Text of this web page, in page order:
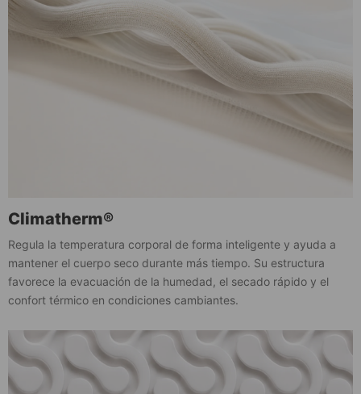
Climatherm®
Regula la temperatura corporal de forma inteligente y ayuda a
mantener el cuerpo seco durante más tiempo. Su estructura
favorece la evacuación de la humedad, el secado rápido y el
confort térmico en condiciones cambiantes.